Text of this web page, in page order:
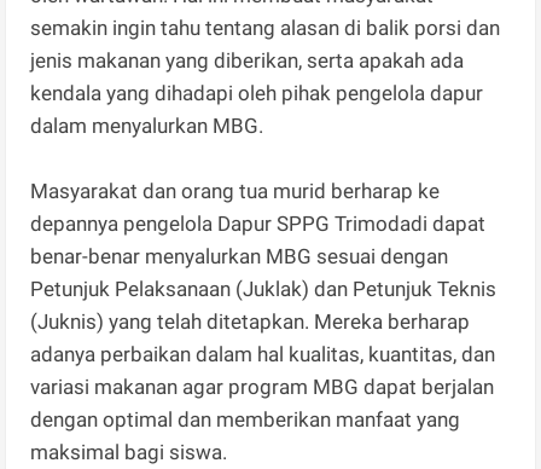
semakin ingin tahu tentang alasan di balik porsi dan
jenis makanan yang diberikan, serta apakah ada
kendala yang dihadapi oleh pihak pengelola dapur
dalam menyalurkan MBG.
Masyarakat dan orang tua murid berharap ke
depannya pengelola Dapur SPPG Trimodadi dapat
benar-benar menyalurkan MBG sesuai dengan
Petunjuk Pelaksanaan (Juklak) dan Petunjuk Teknis
(Juknis) yang telah ditetapkan. Mereka berharap
adanya perbaikan dalam hal kualitas, kuantitas, dan
variasi makanan agar program MBG dapat berjalan
dengan optimal dan memberikan manfaat yang
maksimal bagi siswa.